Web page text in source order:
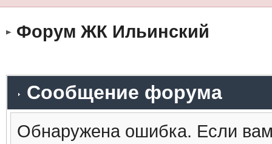
Форум ЖК Ильинский
Сообщение форума
Обнаружена ошибка. Если